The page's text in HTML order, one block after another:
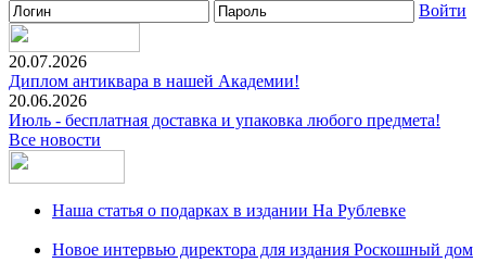
Войти
20.07.2026
Диплом антиквара в нашей Академии!
20.06.2026
Июль - бесплатная доставка и упаковка любого предмета!
Все новости
Наша статья о подарках в издании На Рублевке
Новое интервью директора для издания Роскошный дом